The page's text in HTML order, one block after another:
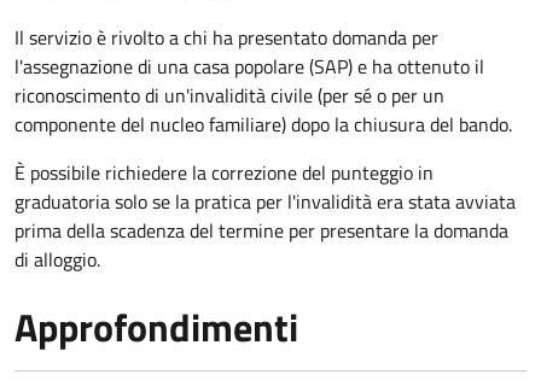
Il servizio è rivolto a chi ha presentato domanda per
l'assegnazione di una casa popolare (SAP) e ha ottenuto il
riconoscimento di un'invalidità civile (per sé o per un
componente del nucleo familiare) dopo la chiusura del bando.
È possibile richiedere la correzione del punteggio in
graduatoria solo se la pratica per l'invalidità era stata avviata
prima della scadenza del termine per presentare la domanda
di alloggio.
Approfondimenti